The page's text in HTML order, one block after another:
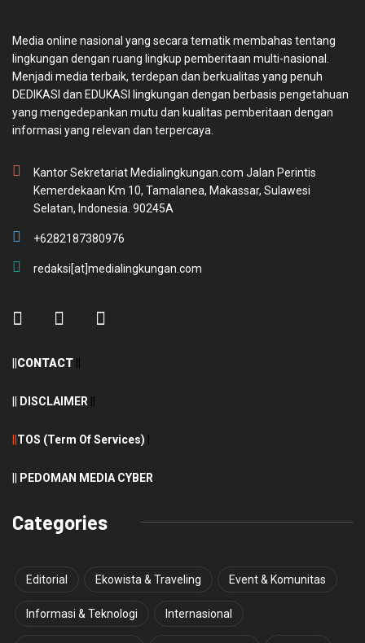
Media online nasional yang secara tematik membahas tentang
lingkungan dengan ruang lingkup pemberitaan multi-nasional.
Menjadi media terbaik, terdepan dan berkualitas yang penuh
DEDIKASI dan EDUKASI lingkungan dengan berbasis pengetahuan
yang mengedepankan mutu dan kualitas pemberitaan dengan
informasi yang relevan dan terpercaya.
Kantor Sekretariat Medialingkungan.com Jalan Perintis
Kemerdekaan Km 10, Tamalanea, Makassar, Sulawesi
Selatan, Indonesia. 90245A
+6282187380976
redaksi[at]medialingkungan.com
||CONTACT ||
|| DISCLAIMER ||
||TOS (Term Of Services) |
|| PEDOMAN MEDIA CYBER
Categories
Editorial Ekowista & Traveling Event & Komunitas
Informasi & Teknologi Internasional